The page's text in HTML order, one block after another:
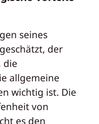
seines
der
die
allgemeine
wichtig ist. Die
von
es den